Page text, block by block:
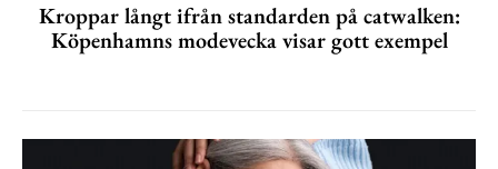
Kroppar långt ifrån standarden på catwalken:
Köpenhamns modevecka visar gott exempel